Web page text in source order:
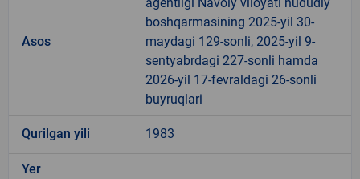
Asos
boshqarmasining 2025-yil 30-
maydagi 129-sonli, 2025-yil 9-
sentyabrdagi 227-sonli hamda
2026-yil 17-fevraldagi 26-sonli
buyruqlari
Qurilgan yili 1983
Yer